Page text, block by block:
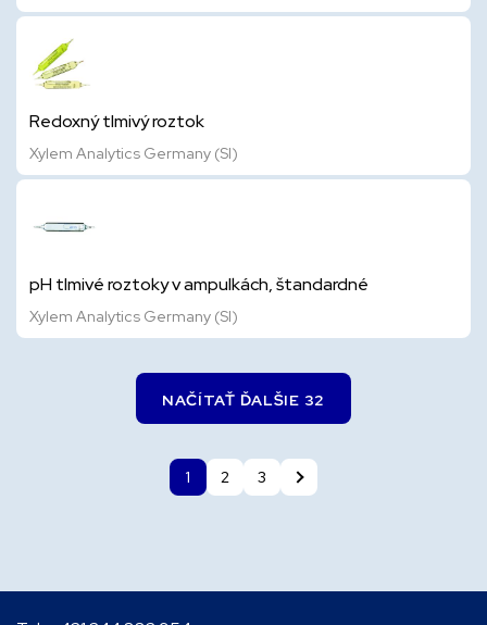
Redoxný tlmivý roztok
Xylem Analytics Germany (SI)
pH tlmivé roztoky v ampulkách, štandardné
Xylem Analytics Germany (SI)
NAČÍTAŤ ĎALŠIE 32
1 2 3